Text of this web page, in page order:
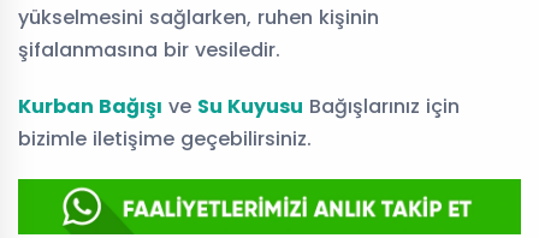
yükselmesini sağlarken, ruhen kişinin
şifalanmasına bir vesiledir.
Kurban Bağışı ve Su Kuyusu Bağışlarınız için
bizimle iletişime geçebilirsiniz.